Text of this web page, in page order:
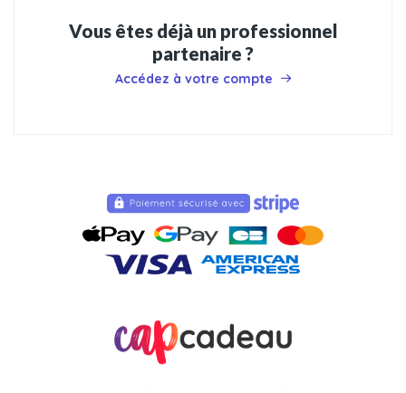
Vous êtes déjà un professionnel
partenaire ?
Accédez à votre compte